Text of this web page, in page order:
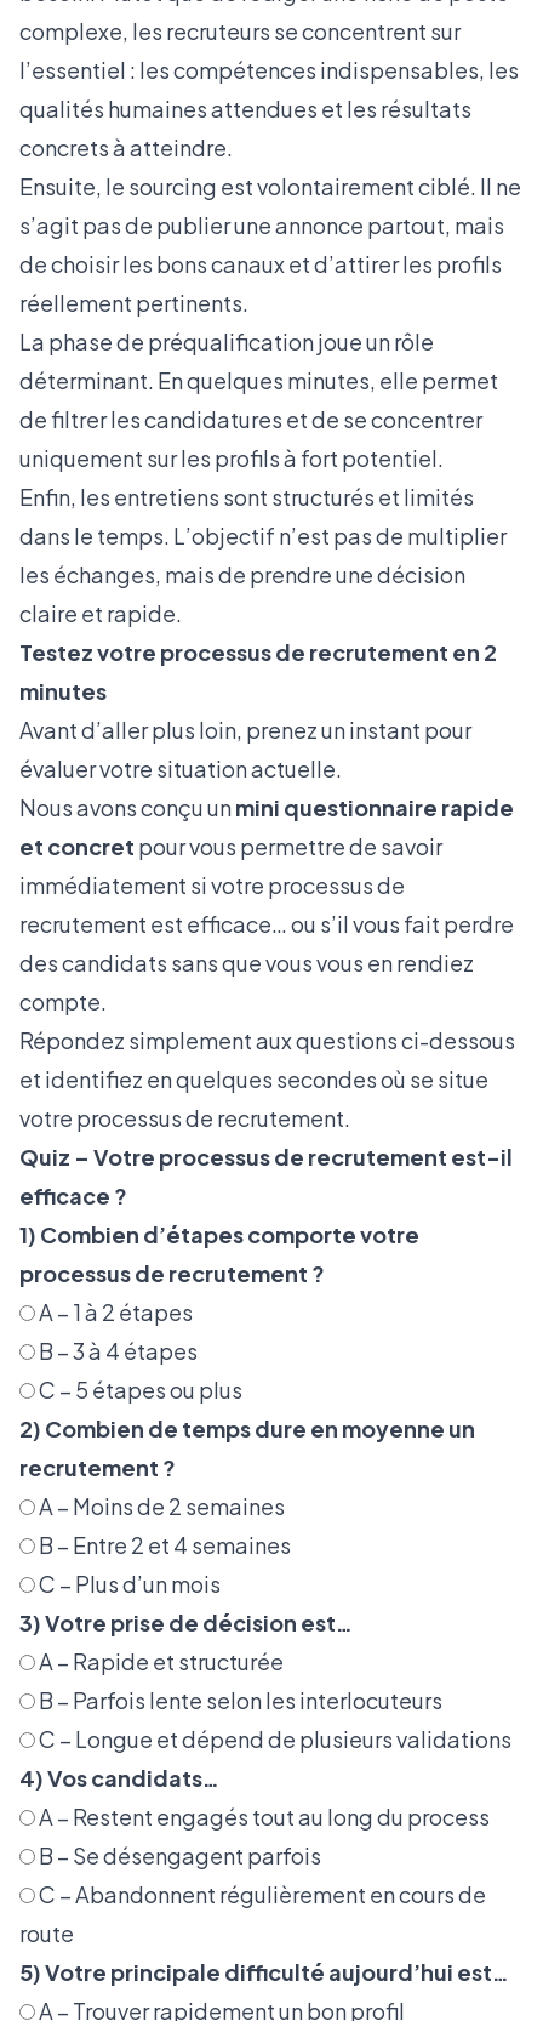
complexe, les recruteurs se concentrent sur
l’essentiel : les compétences indispensables, les
qualités humaines attendues et les résultats
concrets à atteindre.
Ensuite, le sourcing est volontairement ciblé. Il ne
s’agit pas de publier une annonce partout, mais
de choisir les bons canaux et d’attirer les profils
réellement pertinents.
La phase de préqualificationjoue un rôle
déterminant. En quelques minutes, elle permet
de filtrer les candidatures et de se concentrer
uniquement sur les profils à fort potentiel.
Enfin, les entretiens sont structurés et limités
dans le temps. L’objectif n’est pas de multiplier
les échanges, mais de prendre une décision
claire et rapide.
Testez votre processus de recrutement en 2
minutes
Avant d’aller plus loin, prenez un instant pour
évaluer votre situation actuelle.
Nous avons conçu unmini questionnaire rapide
et concret pour vous permettre de savoir
immédiatement si votre processus de
recrutement est efficace… ou s’il vous fait perdre
des candidats sans que vous vous en rendiez
compte.
Répondez simplement aux questions ci-dessous
et identifiez en quelques secondes où se situe
votre processus de recrutement.
Quiz – Votre processus de recrutement est-il
efficace ?
1) Combien d’étapes comporte votre
processus de recrutement ?
A – 1 à 2 étapes
B – 3 à 4 étapes
C – 5 étapes ou plus
2) Combien de temps dure en moyenne un
recrutement ?
A – Moins de 2 semaines
B – Entre 2 et 4 semaines
C – Plus d’un mois
3) Votre prise de décision est…
A – Rapide et structurée
B – Parfois lente selon les interlocuteurs
C – Longue et dépend de plusieurs validations
4) Vos candidats…
A – Restent engagés tout au long du process
B – Se désengagent parfois
C – Abandonnent régulièrement en cours de
route
5) Votre principale difficulté aujourd’hui est…
A – Trouver rapidement un bon profil